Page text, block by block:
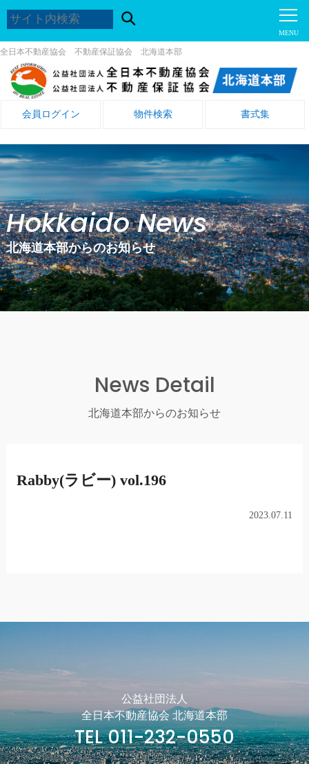
全日本不動産協会 不動産保証協会 北海道本部
会員ログイン 物件検索 書式集
Hokkaido News
北海道本部からのお知らせ
News Detail
北海道本部からのお知らせ
Rabby(ラビー) vol.196
2023.07.11
公益社団法人
全日本不動産協会 北海道本部
TEL 011-232-0550